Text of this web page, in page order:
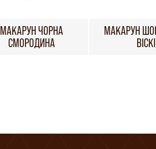
МАКАРУН ЧОРНА
СМОРОДИНА
МАКАРУН
ВІСКІ